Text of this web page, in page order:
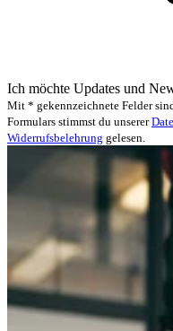
Ich möchte Updates und
Mit * gekennzeichnete Felder
Formulars stimmst du unserer
Widerrufsbelehrung gelesen.